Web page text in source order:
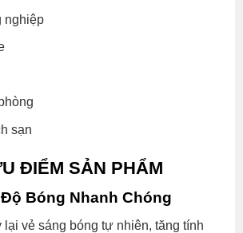
nghiệp
sạn
ĐIỂM SẢN PHẨM
Bóng Nhanh Chóng
lại vẻ sáng bóng tự nhiên, tăng tính